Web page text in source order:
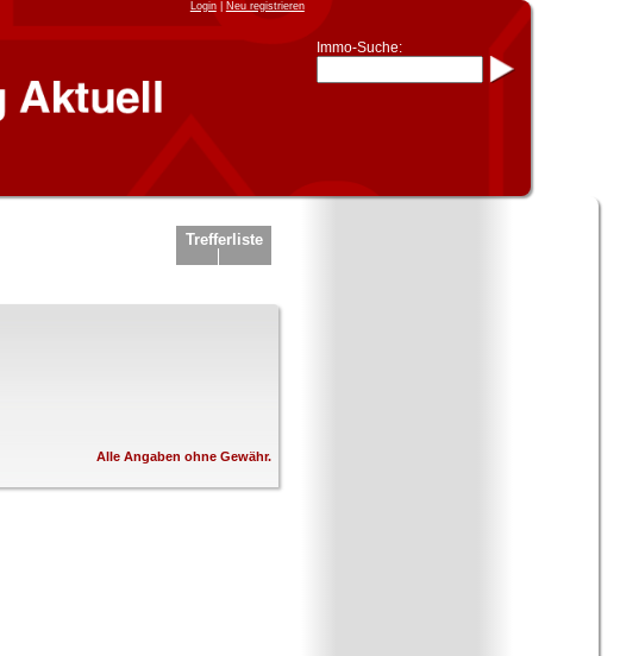
Login| Neu registrieren
Immo-Suche:
Trefferliste
Alle Angaben ohne Gewähr.